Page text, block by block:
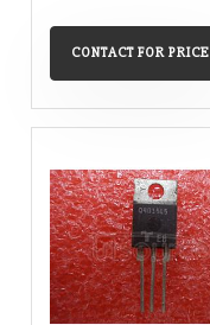
CONTACT FOR PRICE